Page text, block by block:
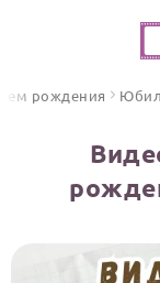
ПО ФОРМАТУ
Песни
ИНСТРУМЕНТЫ
рождения